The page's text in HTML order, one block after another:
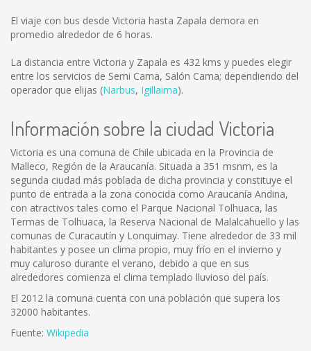
El viaje con bus desde Victoria hasta Zapala demora en
promedio alrededor de 6 horas.
La distancia entre Victoria y Zapala es 432 kms y puedes elegir
entre los servicios de Semi Cama, Salón Cama; dependiendo del
operador que elijas (Narbus, Igillaima).
Información sobre la ciudad Victoria
Victoria es una comuna de Chile ubicada en la Provincia de
Malleco, Región de la Araucanía. Situada a 351 msnm, es la
segunda ciudad más poblada de dicha provincia y constituye el
punto de entrada a la zona conocida como Araucanía Andina,
con atractivos tales como el Parque Nacional Tolhuaca, las
Termas de Tolhuaca, la Reserva Nacional de Malalcahuello y las
comunas de Curacautín y Lonquimay. Tiene alrededor de 33 mil
habitantes y posee un clima propio, muy frío en el invierno y
muy caluroso durante el verano, debido a que en sus
alrededores comienza el clima templado lluvioso del país.
El 2012 la comuna cuenta con una población que supera los
32000 habitantes.
Fuente: Wikipedia